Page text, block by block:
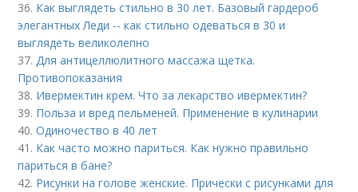
36. Как выглядеть стильно в 30 лет. Базовый гардероб
элегантных Леди -- как стильно одеваться в 30 и
выглядеть великолепно
37.Для антицеллюлитного массажа щетка.
Противопоказания
38. Ивермектин крем. Что за лекарство ивермектин?
39. Польза и вред пельменей. Применение в кулинарии
40.Одиночество в 40 лет
41. Как часто можно париться. Как нужно правильно
париться в бане?
42. Рисунки на голове женские. Прически с рисунками для